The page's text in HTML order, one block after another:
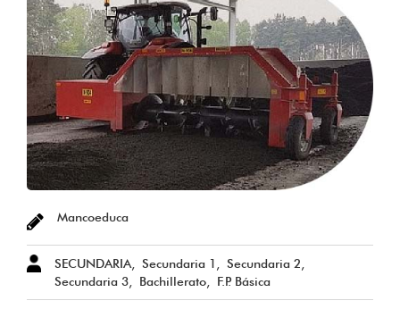
Mancoeduca
SECUNDARIA Secundaria 1
Secundaria 2
Secundaria 3
Bachillerato F.P. Básica